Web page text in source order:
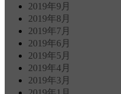
2019年9月
2019年8月
2019年7月
2019年6月
2019年5月
2019年4月
2019年3月